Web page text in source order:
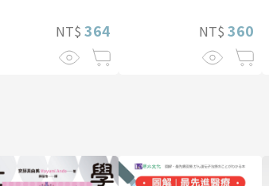
NT$ 364 NT$ 360